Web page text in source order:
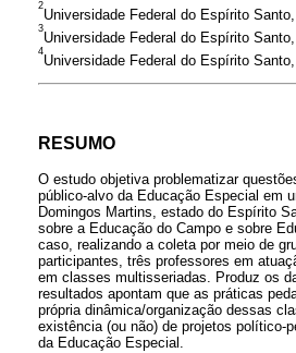
2
Universidade Federal do Espírito
3
Universidade Federal do Espírito
4
Universidade Federal do Espírito
RESUMO
O estudo objetiva problematizar
público-alvo da Educação Especial em
Domingos Martins, estado do Espírito
sobre a Educação do Campo e sobre
caso, realizando a coleta por meio de
participantes, três professores em
em classes multisseriadas. Produz os
resultados apontam que as práticas
própria dinâmica/organização dessas
existência (ou não) de projetos político-
da Educação Especial.